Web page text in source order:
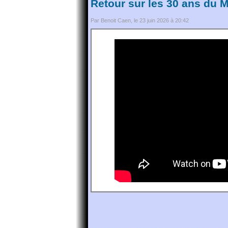
Retour sur les 30 ans du
Par Benoit Caen, le 23 juin 2026 à 20:42